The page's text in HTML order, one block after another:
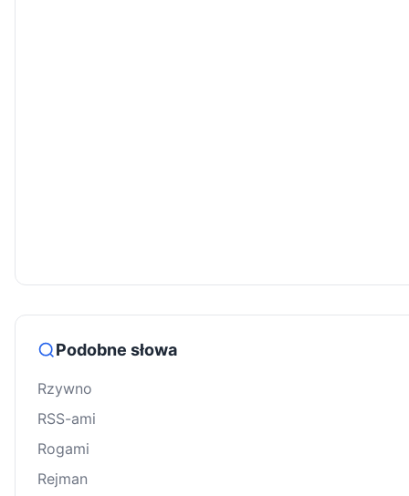
Podobne słowa
Rzywno
RSS-ami
Rogami
Rejman